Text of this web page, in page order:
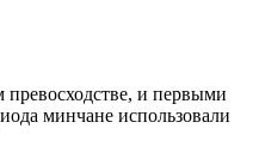
и первыми
минчане использовали